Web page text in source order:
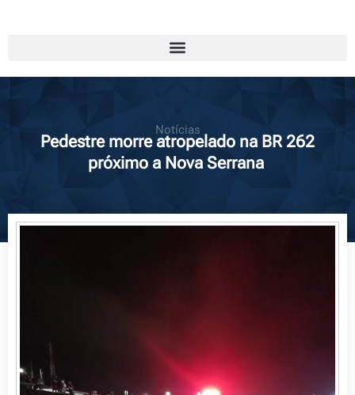
Notícias
Pedestre morre atropelado na BR 262
próximo a Nova Serrana